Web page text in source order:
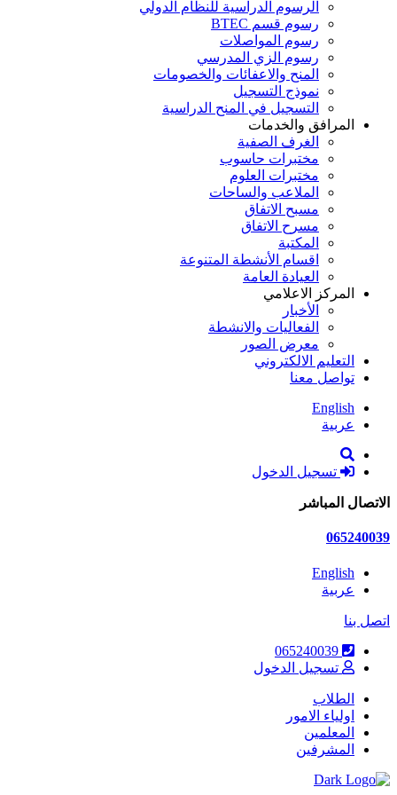
الرسوم الدراسية للنظام الدولي
رسوم قسم BTEC
رسوم المواصلات
رسوم الزي المدرسي
المنح والاعفائات والخصومات
نموذج التسجيل
التسجيل في المنح الدراسية
والخدمات
الغرف الصفية
مختبرات حاسوب
مختبرات العلوم
الملاعب والساحات
مسبح الاتفاق
مسرح الاتفاق
اقسام الأنشطة المتنوعة
العيادة العامة
الاعلامي
الفعاليات والانشطة
معرض الصور
الالكتروني
معنا
تسجيل الدخول
065240039
تسجيل الدخول
الامور